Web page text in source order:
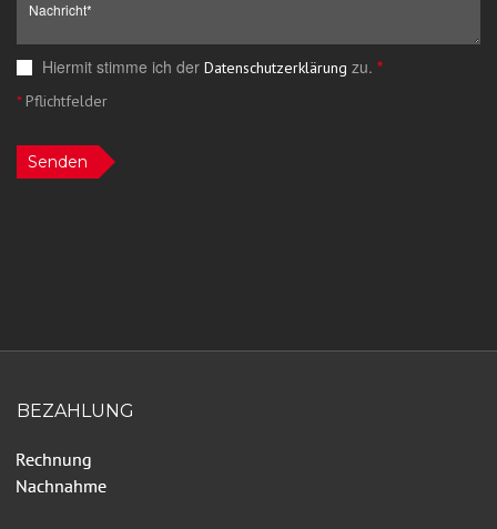
Hiermit stimme ich der Datenschutzerklärung zu. *
*Pflichtfelder
Senden
BEZAHLUNG